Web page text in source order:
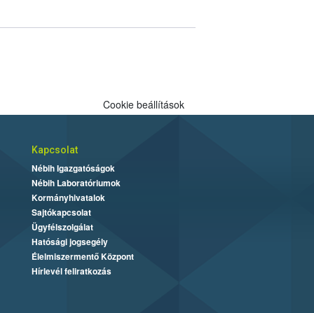
Cookie beállítások
Kapcsolat
Nébih Igazgatóságok
Nébih Laboratóriumok
Kormányhivatalok
Sajtókapcsolat
Ügyfélszolgálat
Hatósági jogsegély
Élelmiszermentő Központ
Hírlevél feliratkozás